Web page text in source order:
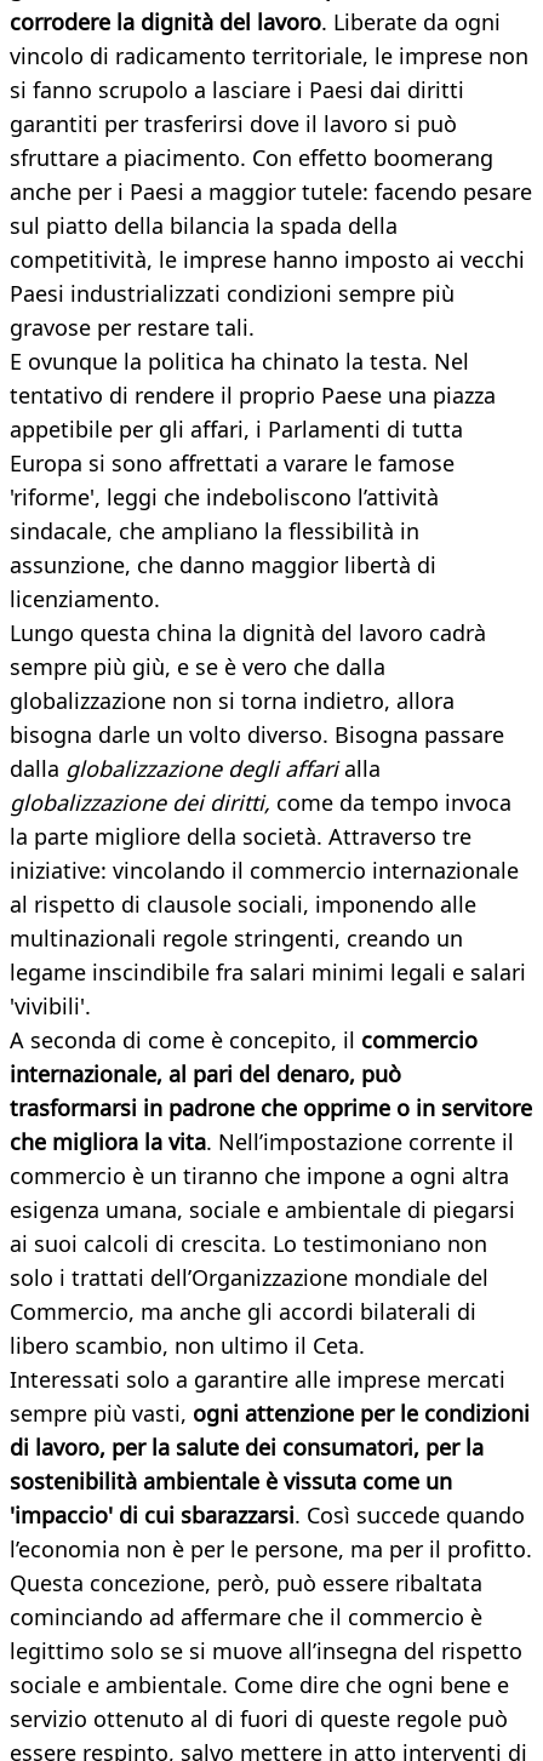
corrodere la dignità del lavoro. Liberate da ogni
vincolo di radicamento territoriale, le imprese non
si fanno scrupolo a lasciare i Paesi dai diritti
garantiti per trasferirsi dove il lavoro si può
sfruttare a piacimento. Con effetto boomerang
anche per i Paesi a maggior tutele: facendo pesare
sul piatto della bilancia la spada della
competitività, le imprese hanno imposto ai vecchi
Paesi industrializzati condizioni sempre più
gravose per restare tali.
E ovunque la politica ha chinato la testa. Nel
tentativo di rendere il proprio Paese una piazza
appetibile per gli affari, i Parlamenti di tutta
Europa si sono affrettati a varare le famose
'riforme', leggi che indeboliscono l’attività
sindacale, che ampliano la flessibilità in
assunzione, che danno maggior libertà di
licenziamento.
Lungo questa china la dignità del lavoro cadrà
sempre più giù, e se è vero che dalla
globalizzazione non si torna indietro, allora
bisogna darle un volto diverso. Bisogna passare
dalla globalizzazione degli affarialla
globalizzazione dei diritti, come da tempo invoca
la parte migliore della società. Attraverso tre
iniziative: vincolando il commercio internazionale
al rispetto di clausole sociali, imponendo alle
multinazionali regole stringenti, creando un
legame inscindibile fra salari minimi legali e salari
'vivibili'.
A seconda di come è concepito, il commercio
internazionale, al pari del denaro, può
trasformarsi in padrone che opprime o in servitore
che migliora la vita. Nell’impostazione corrente il
commercio è un tiranno che impone a ogni altra
esigenza umana, sociale e ambientale di piegarsi
ai suoi calcoli di crescita. Lo testimoniano non
solo i trattati dell’Organizzazione mondiale del
Commercio, ma anche gli accordi bilaterali di
libero scambio, non ultimo il Ceta.
Interessati solo a garantire alle imprese mercati
sempre più vasti, ogni attenzione per le condizioni
di lavoro, per la salute dei consumatori, per la
sostenibilità ambientale è vissuta come un
'impaccio' di cui sbarazzarsi. Così succede quando
l’economia non è per le persone, ma per il profitto.
Questa concezione, però, può essere ribaltata
cominciando ad affermare che il commercio è
legittimo solo se si muove all’insegna del rispetto
sociale e ambientale. Come dire che ogni bene e
servizio ottenuto al di fuori di queste regole può
essere respinto, salvo mettere in atto interventi di